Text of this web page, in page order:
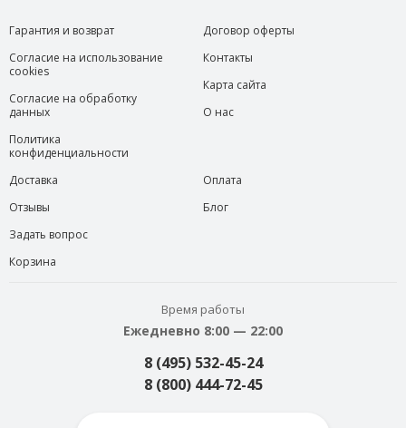
Гарантия и возврат
Согласие на использование
cookies
Согласие на обработку
данных
Политика
конфиденциальности
Договор оферты
Контакты
Карта сайта
О нас
Доставка
Отзывы
Задать вопрос
Корзина
Оплата
Блог
Время работы
Ежедневно 8:00 — 22:00
8 (495) 532-45-24
8 (800) 444-72-45